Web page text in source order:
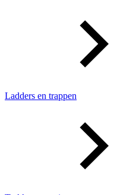
Ladders en trappen